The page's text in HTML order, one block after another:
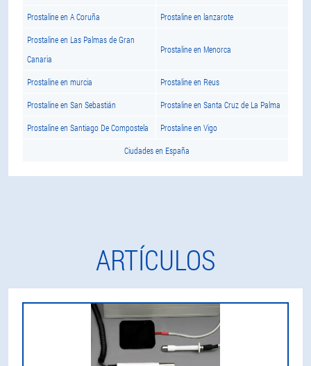
Prostaline en A Coruña Prostaline en lanzarote
Prostaline en Las Palmas de Gran
Canaria
Prostaline en Menorca
Prostaline en murcia Prostaline en Reus
Prostaline en San Sebastián Prostaline en Santa Cruz de La Palma
Prostaline en Santiago De Compostela Prostaline en Vigo
Ciudades en España
ARTÍCULOS